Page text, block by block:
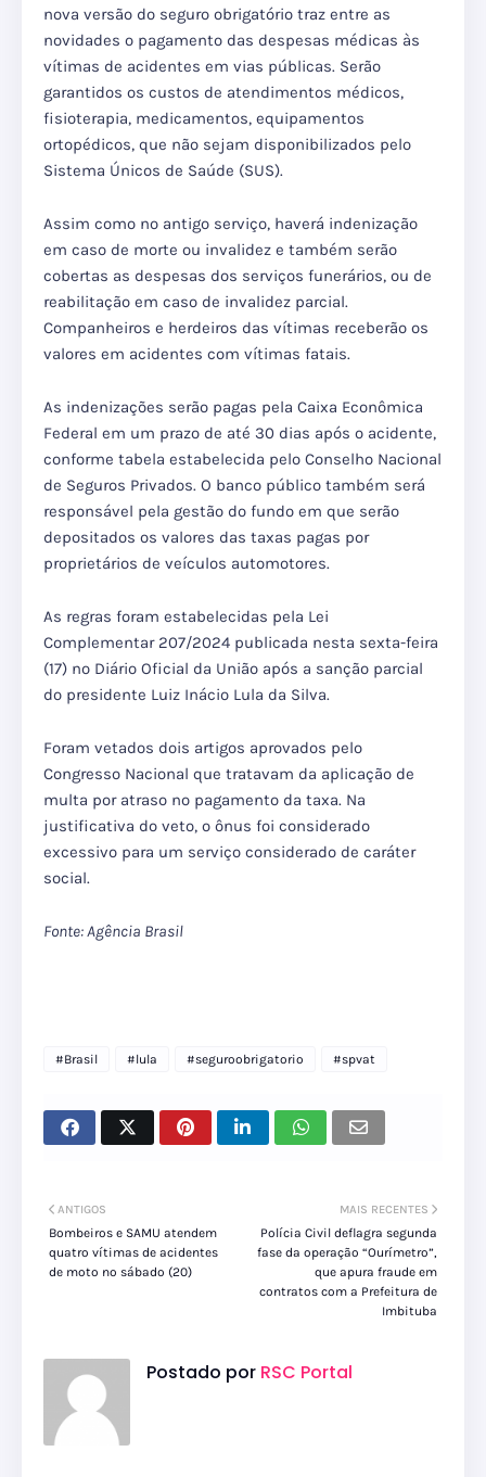
nova versão do seguro obrigatório traz entre as
novidades o pagamento das despesas médicas às
vítimas de acidentes em vias públicas. Serão
garantidos os custos de atendimentos médicos,
fisioterapia, medicamentos, equipamentos
ortopédicos, que não sejam disponibilizados pelo
Sistema Únicos de Saúde (SUS).
Assim como no antigo serviço, haverá indenização
em caso de morte ou invalidez e também serão
cobertas as despesas dos serviços funerários, ou de
reabilitação em caso de invalidez parcial.
Companheiros e herdeiros das vítimas receberão os
valores em acidentes com vítimas fatais.
As indenizações serão pagas pela Caixa Econômica
Federal em um prazo de até 30 dias após o acidente,
conforme tabela estabelecida pelo Conselho Nacional
de Seguros Privados. O banco público também será
responsável pela gestão do fundo em que serão
depositados os valores das taxas pagas por
proprietários de veículos automotores.
As regras foram estabelecidas pela Lei
Complementar 207/2024 publicada nesta sexta-feira
(17) no Diário Oficial da União após a sanção parcial
do presidente Luiz Inácio Lula da Silva.
Foram vetados dois artigos aprovados pelo
Congresso Nacional que tratavam da aplicação de
multa por atraso no pagamento da taxa. Na
justificativa do veto, o ônus foi considerado
excessivo para um serviço considerado de caráter
social.
Fonte: Agência Brasil
#Brasil #lula #seguroobrigatorio #spvat
MAIS RECENTES
Polícia Civil deflagra segunda
fase da operação “Ourímetro”,
que apura fraude em
contratos com a Prefeitura de
Imbituba
ANTIGOS
Bombeiros e SAMU atendem
quatro vítimas de acidentes
de moto no sábado (20)
Postado por RSC Portal